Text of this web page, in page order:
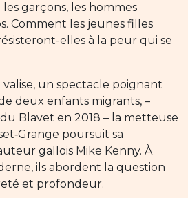
garçons, les hommes
Comment les jeunes filles
elles à la peur qui se
valise, un spectacle poignant
deux enfants migrants, –
Blavet en 2018 – la metteuse
poursuit sa
gallois Mike Kenny. À
ils abordent la question
et profondeur.